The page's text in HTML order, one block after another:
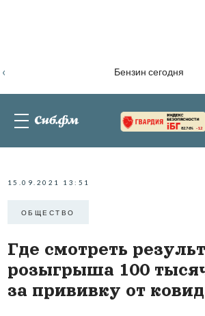
Бензин сегодня
‹
82.76% -1.2
15.09.2021 13:51
ОБЩЕСТВО
Где смотреть
розыгрыша 100
за прививку от